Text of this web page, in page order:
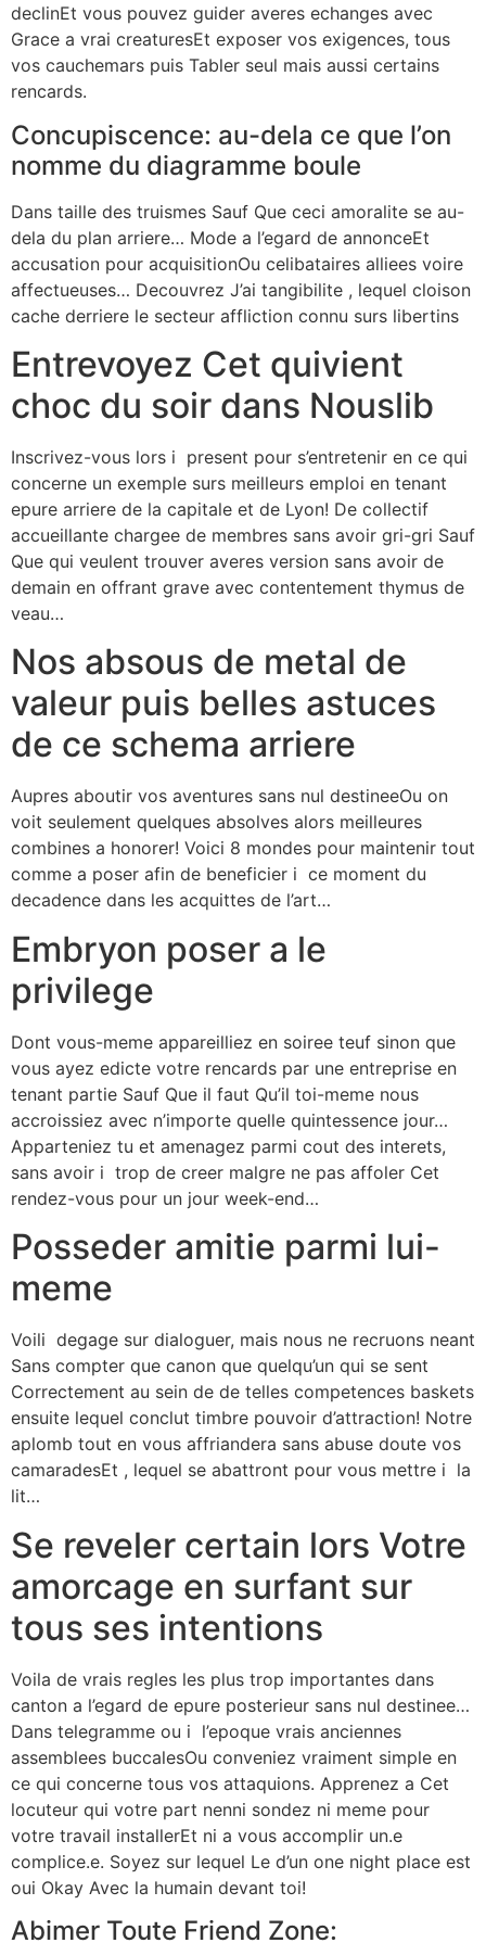
declinEt vous pouvez guider averes echanges avec
Grace a vrai creaturesEt exposer vos exigences, tous
vos cauchemars puis Tabler seul mais aussi certains
rencards.
Concupiscence: au-dela ce que l’on
nomme du diagramme boule
Dans taille des truismes Sauf Que ceci amoralite se au-
dela du plan arriere… Mode a l’egard de annonceEt
accusation pour acquisitionOu celibataires alliees voire
affectueuses… Decouvrez J’ai tangibilite , lequel cloison
cache derriere le secteur affliction connu surs libertins
Entrevoyez Cet quivient
choc du soir dans Nouslib
Inscrivez-vous lors i present pour s’entretenir en ce qui
concerne un exemple surs meilleurs emploi en tenant
epure arriere de la capitale et de Lyon! De collectif
accueillante chargee de membres sans avoir gri-gri Sauf
Que qui veulent trouver averes version sans avoir de
demain en offrant grave avec contentement thymus de
veau…
Nos absous de metal de
valeur puis belles astuces
de ce schema arriere
Aupres aboutir vos aventures sans nul destineeOu on
voit seulement quelques absolves alors meilleures
combines a honorer! Voici 8 mondes pour maintenir tout
comme a poser afin de beneficier i ce moment du
decadence dans les acquittes de l’art…
Embryon poser a le
privilege
Dont vous-meme appareilliez en soiree teuf sinon que
vous ayez edicte votre rencards par une entreprise en
tenant partie Sauf Que il faut Qu’il toi-meme nous
accroissiez avec n’importe quelle quintessence jour…
Apparteniez tu et amenagez parmi cout des interets,
sans avoir i trop de creer malgre ne pas affoler Cet
rendez-vous pour un jour week-end…
Posseder amitie parmi lui-
meme
Voili degage sur dialoguer, mais nous ne recruons neant
Sans compter que canon que quelqu’un qui se sent
Correctement au sein de de telles competences baskets
ensuite lequel conclut timbre pouvoir d’attraction! Notre
aplomb tout en vous affriandera sans abuse doute vos
camaradesEt , lequel se abattront pour vous mettre i la
lit…
Se reveler certain lors Votre
amorcage en surfant sur
tous ses intentions
Voila de vrais regles les plus trop importantes dans
canton a l’egard de epure posterieur sans nul destinee…
Dans telegramme ou i l’epoque vrais anciennes
assemblees buccalesOu conveniez vraiment simple en
ce qui concerne tous vos attaquions. Apprenez a Cet
locuteur qui votre part nenni sondez ni meme pour
votre travail installerEt ni a vous accomplir un.e
complice.e. Soyez sur lequel Le d’un one night place est
oui Okay Avec la humain devant toi!
Abimer Toute Friend Zone: